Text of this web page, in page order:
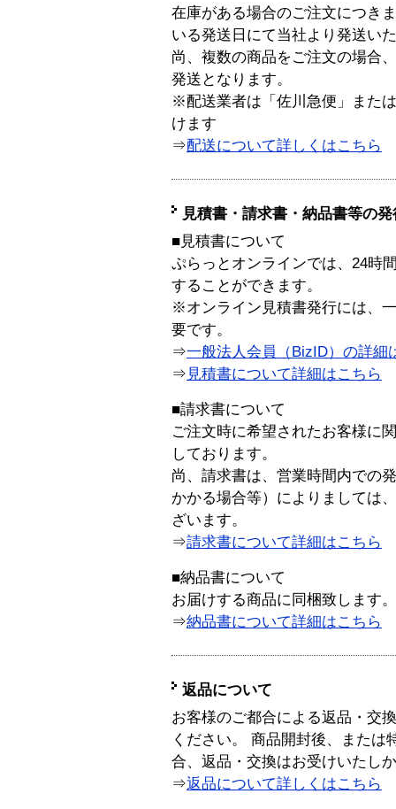
在庫がある場合のご注文につき
いる発送日にて当社より発送い
尚、複数の商品をご注文の場合
発送となります。
※配送業者は「佐川急便」また
けます
⇒配送について詳しくはこちら
見積書・請求書・納品書等の
■見積書について
ぷらっとオンラインでは、24時
することができます。
※オンライン見積書発行には、
要です。
⇒一般法人会員（BizID）の詳細
⇒ 見積書について詳細はこちら
■請求書について
ご注文時に希望されたお客様に
しております。
尚、請求書は、営業時間内での
かかる場合等）によりましては
ざいます。
⇒請求書について詳細はこちら
■納品書について
お届けする商品に同梱致します。
⇒納品書について詳細はこちら
返品について
お客様のご都合による返品・交
ください。 商品開封後、または
合、返品・交換はお受けいたし
⇒返品について詳しくはこちら